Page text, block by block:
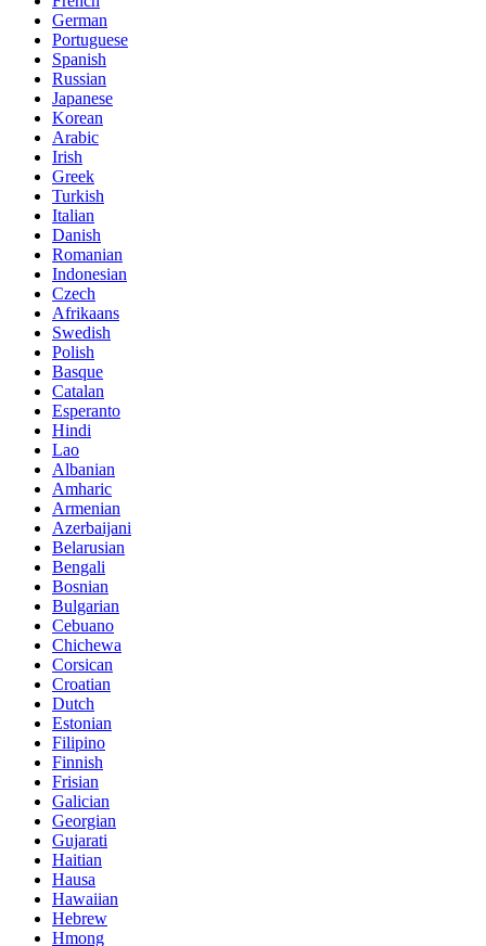
German
Portuguese
Spanish
Russian
Japanese
Korean
Arabic
Irish
Greek
Turkish
Italian
Danish
Romanian
Indonesian
Czech
Afrikaans
Swedish
Polish
Basque
Catalan
Esperanto
Hindi
Lao
Albanian
Amharic
Armenian
Azerbaijani
Belarusian
Bengali
Bosnian
Bulgarian
Cebuano
Chichewa
Corsican
Croatian
Dutch
Estonian
Filipino
Finnish
Frisian
Galician
Georgian
Gujarati
Haitian
Hausa
Hawaiian
Hebrew
Hmong